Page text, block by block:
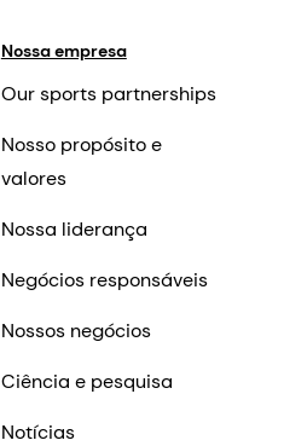
Nossa empresa
Our sports partnerships
Nosso propósito e
valores
Nossa liderança
Negócios responsáveis
Nossos negócios
Ciência e pesquisa
Notícias